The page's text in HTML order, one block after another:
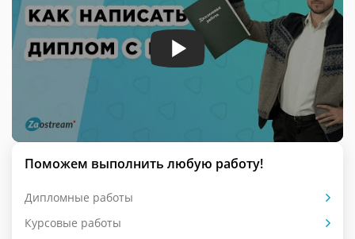
Поможем выполнить любую работу!
Дипломные работы
Курсовые работы